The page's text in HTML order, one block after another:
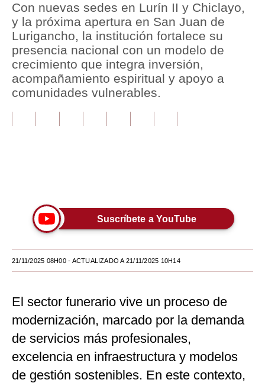
Política
Tu Dinero
Finanzas Personales
Inmobiliarias
Tendencias
Lujo
Moda
Mundo
EEUU
Con nuevas sedes en Lurín II y Chiclayo,
y la próxima apertura en San Juan de
Lurigancho, la institución fortalece su
presencia nacional con un modelo de
crecimiento que integra inversión,
acompañamiento espiritual y apoyo a
comunidades vulnerables.
Suscríbete a YouTube
21/11/2025 08H00- ACTUALIZADO A 21/11/2025 10H14
El sector funerario vive un proceso de
modernización, marcado por la demanda
de servicios más profesionales,
excelencia en infraestructura y modelos
de gestión sostenibles. En este contexto,